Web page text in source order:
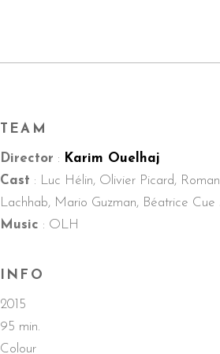
TEAM
Director : Karim Ouelhaj
Cast : Luc Hélin, Olivier Picard,
Lachhab, Mario Guzman, Béatrice Cue
Music : OLH
INFO
2015
95 min.
Colour